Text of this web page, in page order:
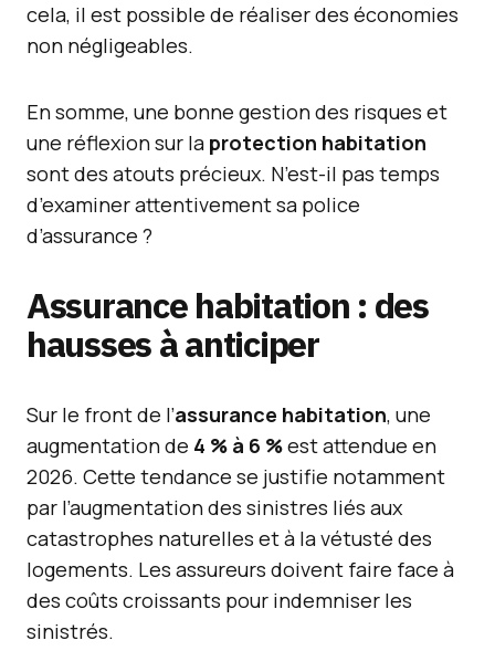
cela, il est possible de réaliser des économies
non négligeables.
En somme, une bonne gestion des risques et
une réflexion sur la protection habitation
sont des atouts précieux. N’est-il pas temps
d’examiner attentivement sa police
d’assurance ?
Assurance habitation : des
hausses à anticiper
Sur le front de l’assurance habitation, une
augmentation de 4 % à 6 %est attendue en
2026. Cette tendance se justifie notamment
par l’augmentation des sinistres liés aux
catastrophes naturelles et à la vétusté des
logements. Les assureurs doivent faire face à
des coûts croissants pour indemniser les
sinistrés.